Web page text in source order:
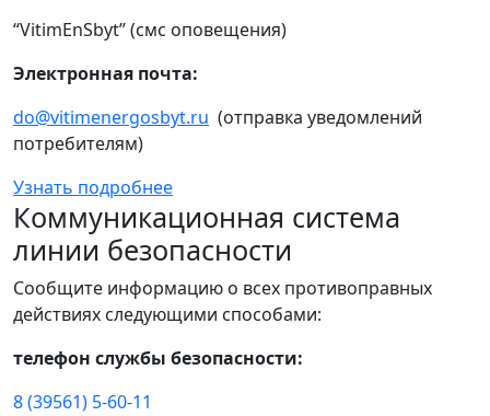
“VitimEnSbyt” (смс оповещения)
Электронная почта:
do@vitimenergosbyt.ru (отправка уведомлений
потребителям)
Узнать подробнее
Коммуникационная система
линии безопасности
Сообщите информацию о всех противоправных
действиях следующими способами:
телефон службы безопасности:
8 (39561) 5-60-11